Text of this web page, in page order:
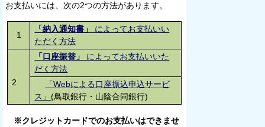
お支払いには、次の2つの方法があります。
1
「納入通知書」
によってお支払いい
ただく方法
2
「口座振替」
によってお支払いいた
だく方法
「Webによる口座振込申込サービ
ス」 (鳥取銀行・山陰合同銀行)
※クレジットカードでのお支払いはできませ